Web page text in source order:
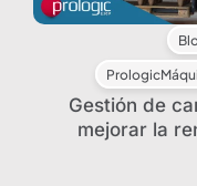
Gestión de
mejorar la